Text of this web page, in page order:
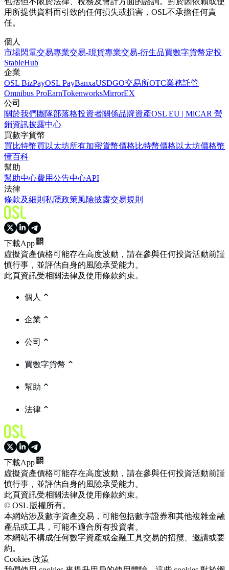
用所提供資料而引致的任何損失或損害，OSL不承擔任何責
任。
個人
市場閃電交易專業交易-現貨專業交易-衍生品買數字貨幣定投
StableHub
企業
OSL BizPayOSL PayBanxaUSDGO交易所OTC業務託管
Omnibus ProEarnTokenworksMirrorEX
公司
關於我們 團隊部落格投資者關係品牌資產OSL EU | MiCAR 營
銷資訊披露中心
買數字貨幣
買比特幣買以太坊所有加密貨幣價格比特幣價格 以太坊價格幣
懂百科
幫助
幫助中心費用公告中心API
法律
條款及細則 私隱政策風險披露交易規則
下載App
虛擬資產價格可能存在高度波動，請在參與任何投資活動前謹
慎行事，並評估自身的風險承受能力。
此頁資訊受相關法律及使用條款約束。
個人
企業
公司
買數字貨幣
幫助
法律
下載App
虛擬資產價格可能存在高度波動，請在參與任何投資活動前謹
慎行事，並評估自身的風險承受能力。
此頁資訊受相關法律及使用條款約束。
© OSL 版權所有。
本網站涉及數字資產交易，可能包括數字證券和其他複雜金融
產品或工具，可能不適合所有投資者。
本網站不構成任何數字資產或金融工具交易的招攬、邀請或要
約。
Cookies 政策